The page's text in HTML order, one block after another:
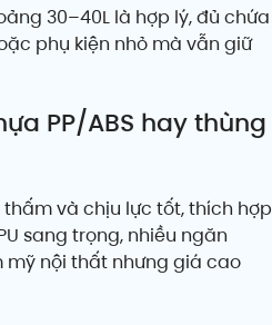
30–40L là hợp lý, đủ chứa
phụ kiện nhỏ mà vẫn giữ
PP/ABS hay thùng
thấm và chịu lực tốt, thích hợp
sang trọng, nhiều ngăn
nội thất nhưng giá cao